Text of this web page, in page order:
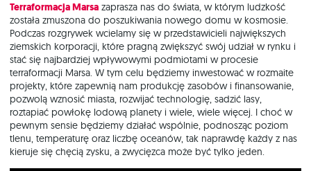
Terraformacja Marsa zaprasza nas do świata, w którym ludzkość
została zmuszona do poszukiwania nowego domu w kosmosie.
Podczas rozgrywek wcielamy się w przedstawicieli największych
ziemskich korporacji, które pragną zwiększyć swój udział w rynku i
stać się najbardziej wpływowymi podmiotami w procesie
terraformacji Marsa. W tym celu będziemy inwestować w rozmaite
projekty, które zapewnią nam produkcję zasobów i finansowanie,
pozwolą wznosić miasta, rozwijać technologię, sadzić lasy,
roztapiać powłokę lodową planety i wiele, wiele więcej. I choć w
pewnym sensie będziemy działać wspólnie, podnosząc poziom
tlenu, temperaturę oraz liczbę oceanów, tak naprawdę każdy z nas
kieruje się chęcią zysku, a zwycięzca może być tylko jeden.